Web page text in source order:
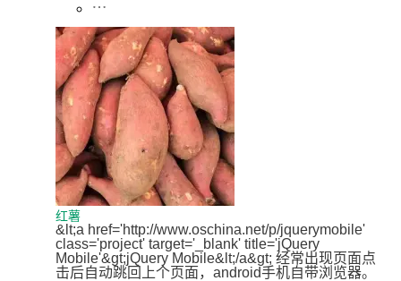
红薯
&lt;a href='http://www.oschina.net/p/jquerymobile'
class='project' target='_blank' title='jQuery
Mobile'&gt;jQuery Mobile&lt;/a&gt; 经常出现页面点
击后自动跳回上个页面，android手机自带浏览器。